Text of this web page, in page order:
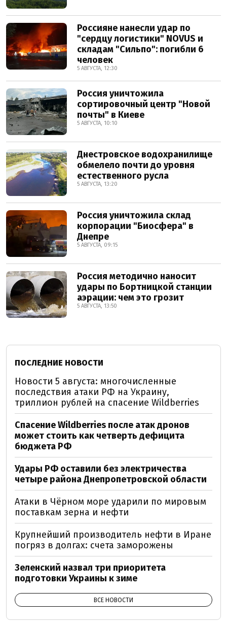
Россияне нанесли удар по
"сердцу логистики" NOVUS и
складам "Сильпо": погибли 6
человек
5 АВГУСТА, 12:30
Россия уничтожила
сортировочный центр "Новой
почты" в Киеве
5 АВГУСТА, 10:10
Днестровское водохранилище
обмелело почти до уровня
естественного русла
5 АВГУСТА, 13:20
Россия уничтожила склад
корпорации "Биосфера" в
Днепре
5 АВГУСТА, 09:15
Россия методично наносит
удары по Бортницкой станции
аэрации: чем это грозит
5 АВГУСТА, 13:50
ПОСЛЕДНИЕ НОВОСТИ
Новости 5 августа: многочисленные
последствия атаки РФ на Украину,
триллион рублей на спасение Wildberries
Спасение Wildberries после атак дронов
может стоить как четверть дефицита
бюджета РФ
Удары РФ оставили без электричества
четыре района Днепропетровской области
Атаки в Чёрном море ударили по мировым
поставкам зерна и нефти
Крупнейший производитель нефти в Иране
погряз в долгах: счета заморожены
Зеленский назвал три приоритета
подготовки Украины к зиме
ВСЕ НОВОСТИ